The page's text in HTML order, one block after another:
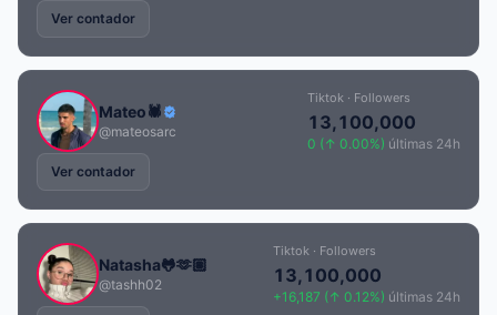
Ver contador
Mateo🕷️
@mateosarc
Tiktok · Followers
13,100,000
0 (↑ 0.00%) últimas 24h
Ver contador
Natasha🐸🫶🏽
@tashh02
Tiktok · Followers
13,100,000
+16,187 (↑ 0.12%) últimas 24h